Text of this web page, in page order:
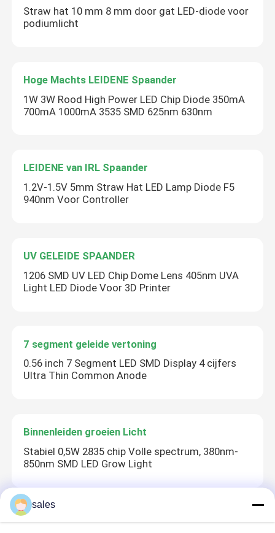
Straw hat 10 mm 8 mm door gat LED-diode voor
podiumlicht
Hoge Machts LEIDENE Spaander
1W 3W Rood High Power LED Chip Diode 350mA
700mA 1000mA 3535 SMD 625nm 630nm
LEIDENE van IRL Spaander
1.2V-1.5V 5mm Straw Hat LED Lamp Diode F5
940nm Voor Controller
UV GELEIDE SPAANDER
1206 SMD UV LED Chip Dome Lens 405nm UVA
Light LED Diode Voor 3D Printer
7 segment geleide vertoning
0.56 inch 7 Segment LED SMD Display 4 cijfers
Ultra Thin Common Anode
Binnenleiden groeien Licht
Stabiel 0,5W 2835 chip Volle spectrum, 380nm-
850nm SMD LED Grow Light
SMD LED PCBA
sales